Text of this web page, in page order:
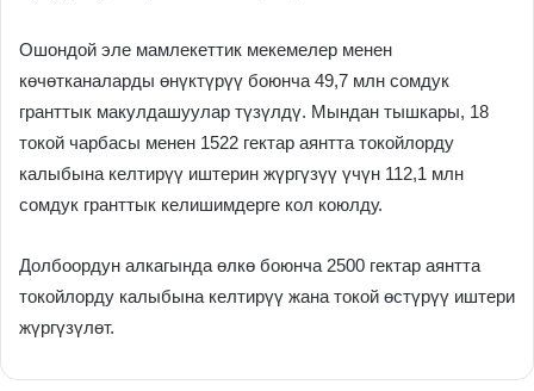
Ошондой эле мамлекеттик мекемелер менен
көчөтканаларды өнүктүрүү боюнча 49,7 млн сомдук
гранттык макулдашуулар түзүлдү. Мындан тышкары, 18
токой чарбасы менен 1522 гектар аянтта токойлорду
калыбына келтирүү иштерин жүргүзүү үчүн 112,1 млн
сомдук гранттык келишимдерге кол коюлду.
Долбоордун алкагында өлкө боюнча 2500 гектар аянтта
токойлорду калыбына келтирүү жана токой өстүрүү иштери
жүргүзүлөт.